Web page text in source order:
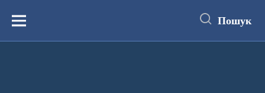
вмістуМеню Пошук